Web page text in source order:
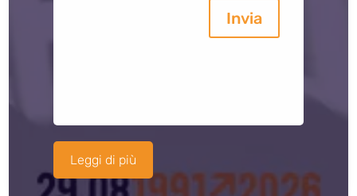
Invia
Leggi di più